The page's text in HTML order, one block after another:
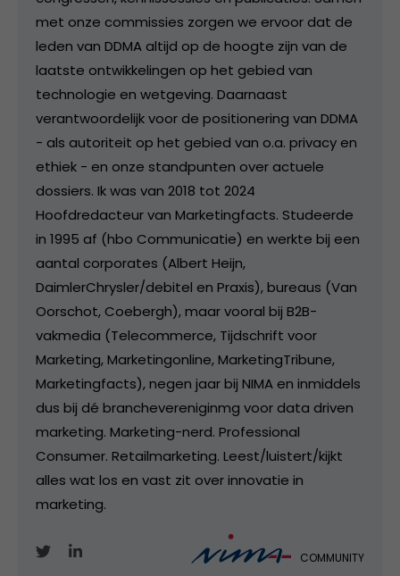
met onze commissies zorgen we ervoor dat de
leden van DDMA altijd op de hoogte zijn van de
laatste ontwikkelingen op het gebied van
technologie en wetgeving. Daarnaast
verantwoordelijk voor de positionering van DDMA
- als autoriteit op het gebied van o.a. privacy en
ethiek - en onze standpunten over actuele
dossiers. Ik was van 2018 tot 2024
Hoofdredacteur van Marketingfacts. Studeerde
in 1995 af (hbo Communicatie) en werkte bij een
aantal corporates (Albert Heijn,
DaimlerChrysler/debitel en Praxis), bureaus (Van
Oorschot, Coebergh), maar vooral bij B2B-
vakmedia (Telecommerce, Tijdschrift voor
Marketing, Marketingonline, MarketingTribune,
Marketingfacts), negen jaar bij NIMA en inmiddels
dus bij dé branchevereniginmg voor data driven
marketing. Marketing-nerd. Professional
Consumer. Retailmarketing. Leest/luistert/kijkt
alles wat los en vast zit over innovatie in
marketing.
COMMUNITY